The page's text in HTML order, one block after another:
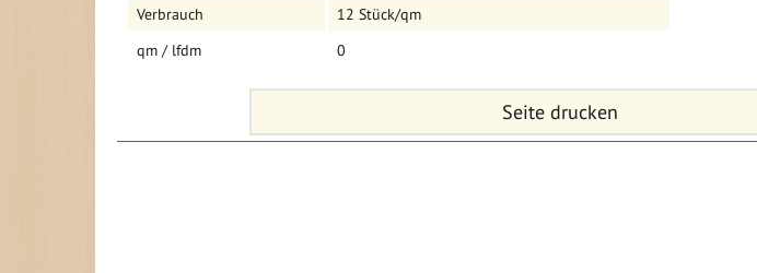
- 200 St. pro Verpackung
Verbrauch
12 Stück/qm
qm / lfdm
0
Seite drucken